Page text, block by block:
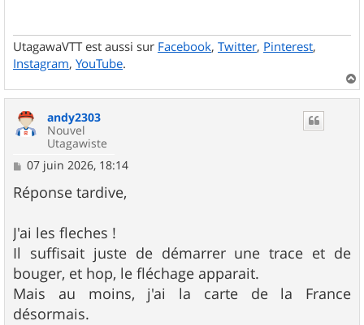
UtagawaVTT est aussi sur Facebook, Twitter, Pinterest,
Instagram, YouTube.
a
andy2303
Nouvel
Utagawiste
M
s
s
g
e
07 juin 2026, 18:14
Réponse tardive,
J'ai les fleches !
Il suffisait juste de démarrer une trace et de
bouger, et hop, le fléchage apparait.
Mais au moins, j'ai la carte de la France
désormais.